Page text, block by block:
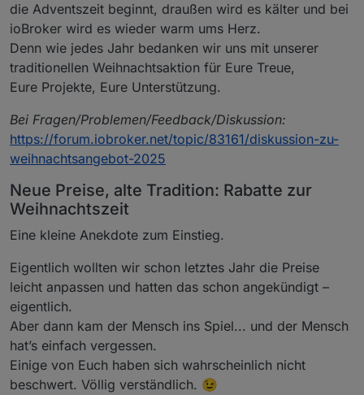
die Adventszeit beginnt, draußen wird es kälter und bei
ioBroker wird es wieder warm ums Herz.
Denn wie jedes Jahr bedanken wir uns mit unserer
traditionellen Weihnachtsaktion für Eure Treue,
Eure Projekte, Eure Unterstützung.
Bei Fragen/Problemen/Feedback/Diskussion:
https://forum.iobroker.net/topic/83161/diskussion-zu-
weihnachtsangebot-2025
Neue Preise, alte Tradition: Rabatte zur
Weihnachtszeit
Eine kleine Anekdote zum Einstieg.
Eigentlich wollten wir schon letztes Jahr die Preise
leicht anpassen und hatten das schon angekündigt –
eigentlich.
Aber dann kam der Mensch ins Spiel... und der Mensch
hat’s einfach vergessen.
Einige von Euch haben sich wahrscheinlich nicht
beschwert. Völlig verständlich. 😉